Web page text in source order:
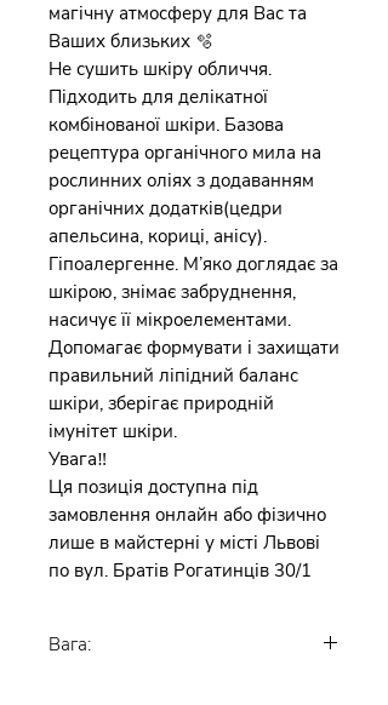
магічну атмосферу для Вас та
Ваших близьких 🫧
Не сушить шкіру обличчя.
Підходить для делікатної
комбінованої шкіри. Базова
рецептура органічного мила на
рослинних оліях з додаванням
органічних додатків(цедри
апельсина, кориці, анісу).
Гіпоалергенне. М’яко доглядає за
шкірою, знімає забруднення,
насичує її мікроелементами.
Допомагає формувати і захищати
правильний ліпідний баланс
шкіри, зберігає природній
імунітет шкіри.
Увага‼️
Ця позиція доступна під
замовлення онлайн або фізично
лише в майстерні у місті Львові
по вул. Братів Рогатинців 30/1
Вага: